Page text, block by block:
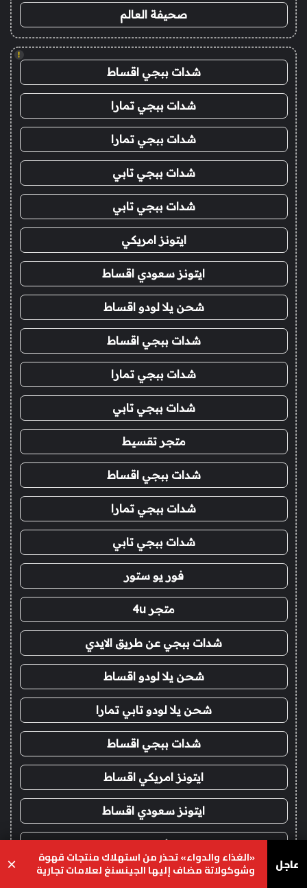
صحيفة العالم
!
شدات ببجي اقساط
شدات ببجي تمارا
شدات ببجي تمارا
شدات ببجي تابي
شدات ببجي تابي
ايتونز امريكي
ايتونز سعودي اقساط
شحن يلا لودو اقساط
شدات ببجي اقساط
شدات ببجي تمارا
شدات ببجي تابي
متجر تقسيط
شدات ببجي اقساط
شدات ببجي تمارا
شدات ببجي تابي
فور يو ستور
متجر 4u
شدات ببجي عن طريق الايدي
شحن يلا لودو اقساط
شحن يلا لودو تابي تمارا
شدات ببجي اقساط
ايتونز امريكي اقساط
ايتونز سعودي اقساط
فور يو
شحن شدات ببجي
عاجل «الغذاء والدواء» تحذر من استهلاك منتجات قهوة
وشوكولاتة مضاف إليها الجينسنغ لعلامات تجارية ×